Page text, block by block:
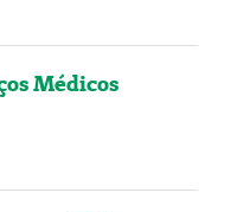
Médicos